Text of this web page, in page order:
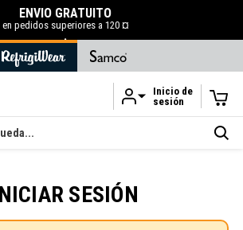
Ir al contenido principal
ENVÍO GRATUITO
en pedidos superiores a 120 ¤
.
Inicio de
sesión
SESIÓN